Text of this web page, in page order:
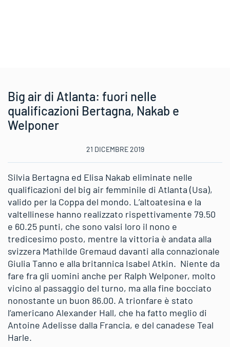
Big air di Atlanta: fuori nelle
qualificazioni Bertagna, Nakab e
Welponer
21 DICEMBRE 2019
Silvia Bertagna ed Elisa Nakab eliminate nelle
qualificazioni del big air femminile di Atlanta (Usa),
valido per la Coppa del mondo. L’altoatesina e la
valtellinese hanno realizzato rispettivamente 79.50
e 60.25 punti, che sono valsi loro il nono e
tredicesimo posto, mentre la vittoria è andata alla
svizzera Mathilde Gremaud davanti alla connazionale
Giulia Tanno e alla britannica Isabel Atkin. Niente da
fare fra gli uomini anche per Ralph Welponer, molto
vicino al passaggio del turno, ma alla fine bocciato
nonostante un buon 86.00. A trionfare è stato
l’americano Alexander Hall, che ha fatto meglio di
Antoine Adelisse dalla Francia, e del canadese Teal
Harle.